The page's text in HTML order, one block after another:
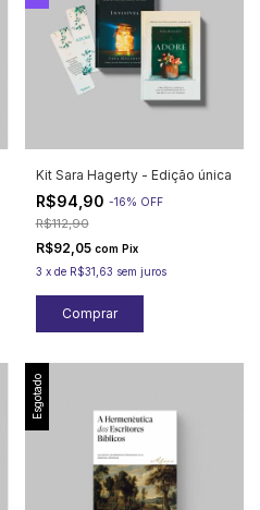
Kit Sara Hagerty - Edição única
R$94,90 -16% OFF
R$112,90
R$92,05 com Pix
3 x de R$31,63 sem juros
Esgotado